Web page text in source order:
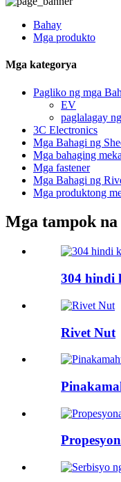
Bahay
Mga produkto
Mga kategorya
Pagliko ng mga
EV
paglalagay
3C Electronics
Mga Bahagi ng
Mga bahaging
Mga fastener
Mga Bahagi ng
Mga produktong
Mga tampok
304 hindi
Rivet Nut